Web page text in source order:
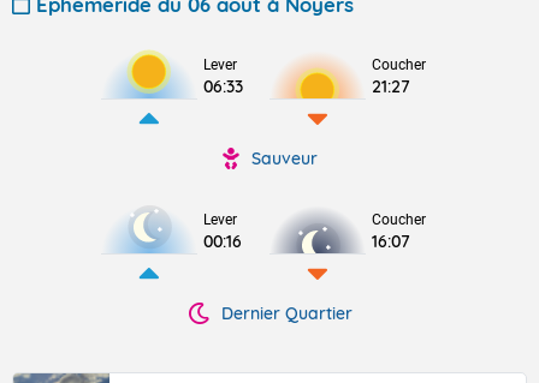
Lever
06:33
Coucher
21:27
Sauveur
Lever
00:16
Coucher
16:07
Dernier Quartier